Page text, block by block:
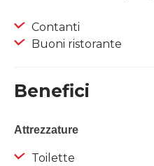
Contanti
Buoni ristorante
Benefici
Attrezzature
Toilette